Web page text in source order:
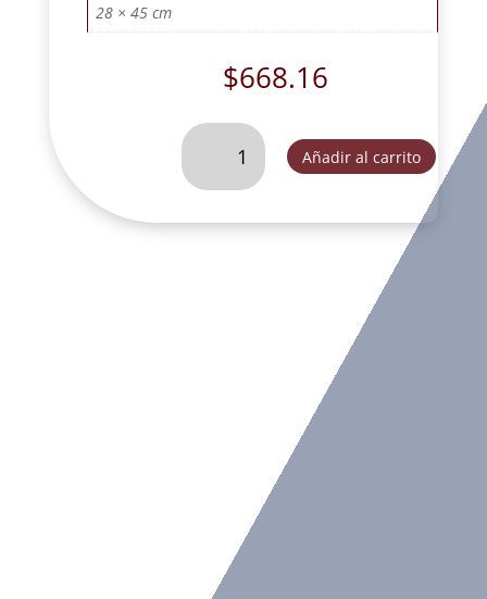
28 × 45 cm
$668.16
CRISTO
CALADA
BENITO
Añadir al carrito